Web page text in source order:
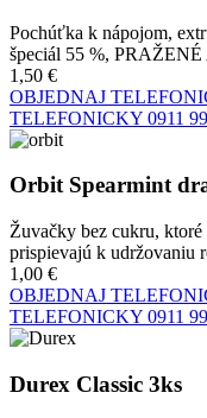
Pochúťka k nápojom,
špeciál 55 %,
1,50 €
OBJEDNAJ
TELEFONICKY 0911
Orbit Spearmint
Žuvačky bez cukru,
prispievajú k udržovaniu
1,00 €
OBJEDNAJ
TELEFONICKY 0911
Durex Classic 3ks